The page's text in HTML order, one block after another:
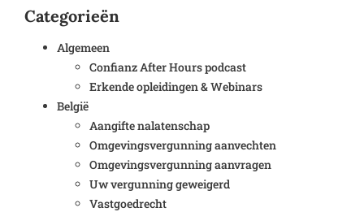
Categorieën
Algemeen
Confianz After Hours podcast
Erkende opleidingen & Webinars
België
Aangifte nalatenschap
Omgevingsvergunning aanvechten
Omgevingsvergunning aanvragen
Uw vergunning geweigerd
Vastgoedrecht